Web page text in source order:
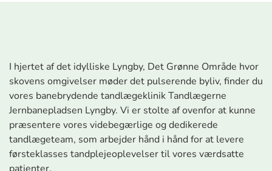
I hjertet af det idylliske Lyngby, Det Grønne Område hvor
skovens omgivelser møder det pulserende byliv, finder du
vores banebrydende tandlægeklinik Tandlægerne
Jernbanepladsen Lyngby. Vi er stolte af ovenfor at kunne
præsentere vores videbegærlige og dedikerede
tandlægeteam, som arbejder hånd i hånd for at levere
førsteklasses tandplejeoplevelser til vores værdsatte